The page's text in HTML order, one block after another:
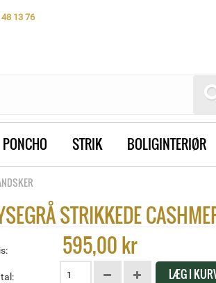
13 76
PONCHO STRIK BOLIGINTERIØR
STRIKKEDE
595,00 kr
LÆG I